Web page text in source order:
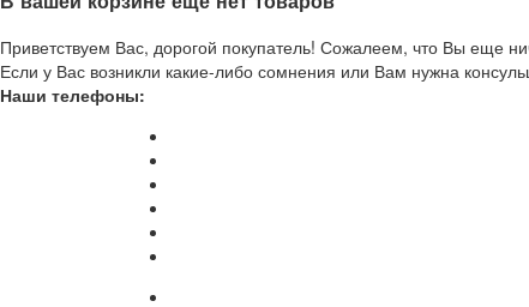
Приветствуем Вас, дорогой покупатель! Сожалеем, что Вы еще
Если у Вас возникли какие-либо сомнения или Вам нужна
Наши телефоны: